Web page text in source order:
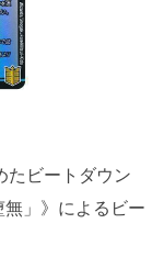
たビートダウン
」》によるビー